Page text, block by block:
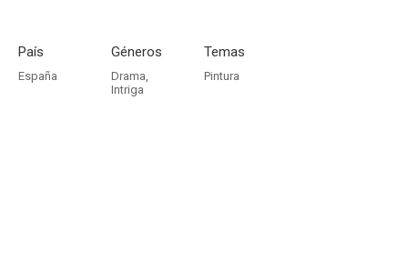
País
España
Géneros
Drama,
Intriga
Temas
Pintura